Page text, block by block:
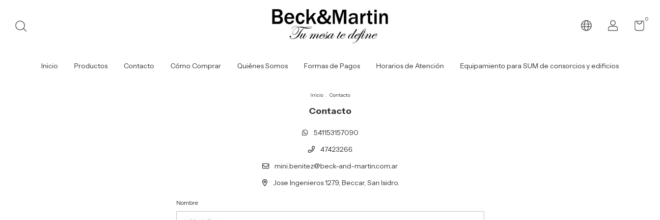
0
Inicio Productos Contacto Cómo Comprar Quiénes Somos Formas de Pagos Horarios de Atención Equipamiento para SUM de consorcios y edificios
Inicio . Contacto
Contacto
541153157090
47423266
mini.benitez@beck-and-martin.com.ar
Jose Ingenieros 1279, Beccar, San Isidro.
Nombre